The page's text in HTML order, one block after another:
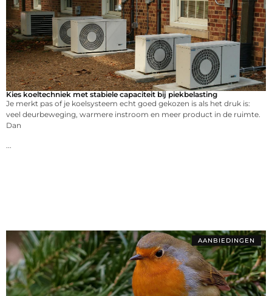
Kies koeltechniek met stabiele capaciteit bij piekbelasting
Je merkt pas of je koelsysteem echt goed gekozen is als het druk is:
veel deurbeweging, warmere instroom en meer product in de ruimte.
Dan
AANBIEDINGEN